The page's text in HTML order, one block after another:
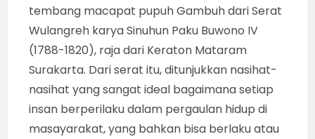
tembang macapat pupuh Gambuh dari Serat
Wulangreh karya Sinuhun Paku Buwono IV
(1788-1820), raja dari Keraton Mataram
Surakarta. Dari serat itu, ditunjukkan nasihat-
nasihat yang sangat ideal bagaimana setiap
insan berperilaku dalam pergaulan hidup di
masayarakat, yang bahkan bisa berlaku atau